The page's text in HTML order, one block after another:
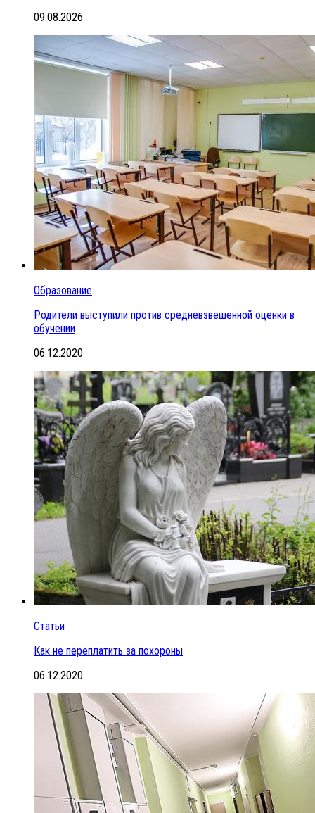
09.08.2026
Образование
Родители выступили против средневзвешенной оценки в
обучении
06.12.2020
Статьи
Как не переплатить за похороны
06.12.2020